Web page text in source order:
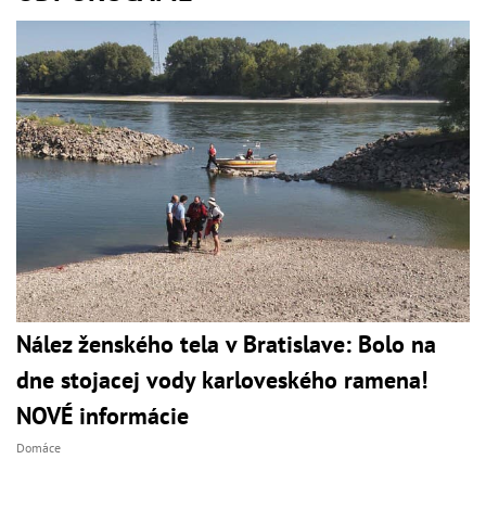
Nález ženského tela v Bratislave: Bolo na
dne stojacej vody karloveského ramena!
NOVÉ informácie
Domáce